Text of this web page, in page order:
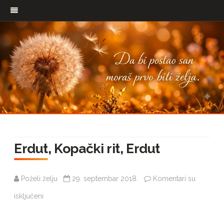
sadržaj
Erdut, Kopački rit, Erdut
Poželi želju 29. septembar 2018. Komentari su
isključeni